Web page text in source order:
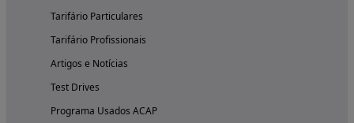
Tarifário Particulares
Tarifário Profissionais
Artigos e Notícias
Test Drives
Programa Usados ACAP